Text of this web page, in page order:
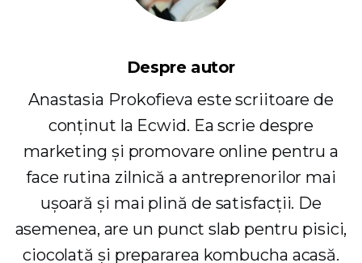
Despre autor
Anastasia Prokofieva este scriitoare de
conținut la Ecwid. Ea scrie despre
marketing și promovare online pentru a
face rutina zilnică a antreprenorilor mai
ușoară și mai plină de satisfacții. De
asemenea, are un punct slab pentru pisici,
ciocolată și prepararea kombucha acasă.